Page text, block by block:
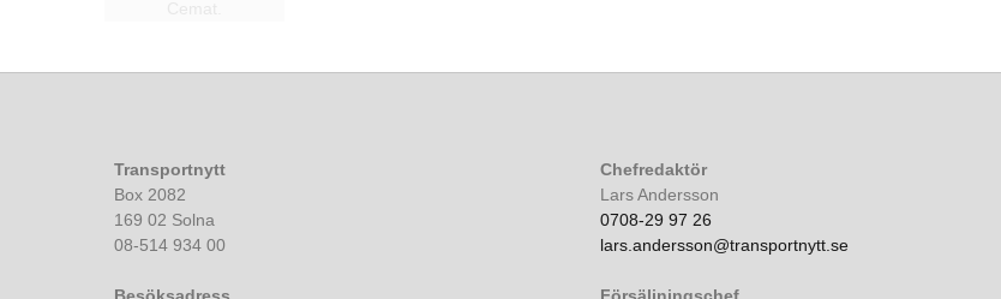
Transportnytt
Box 2082
169 02 Solna
08-514 934 00
Chefredaktör
Lars Andersson
0708-29 97 26
lars.andersson@transportnytt.se